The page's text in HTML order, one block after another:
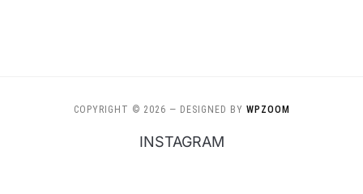
COPYRIGHT © 2026 — DESIGNED BY WPZOOM
INSTAGRAM